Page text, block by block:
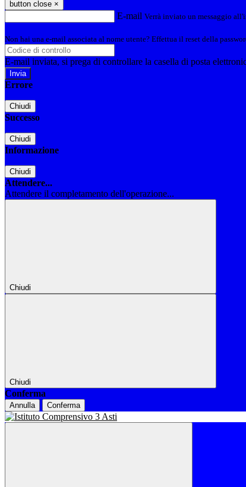
button close ×
E-mail Verrà inviato un messaggio
Non hai una e-mail associata al nome utente? Effettua il reset della
E-mail inviata, si prega di controllare la casella di posta
Errore
Chiudi
Successo
Chiudi
Informazione
Chiudi
Attendere...
Attendere il completamento dell'operazione...
Chiudi
Chiudi
Conferma
Annulla Conferma